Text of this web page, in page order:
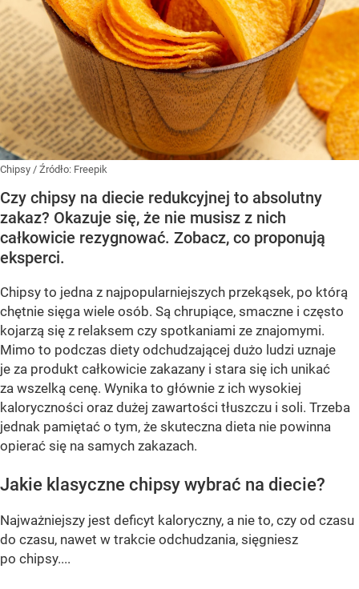
Chipsy / Źródło: Freepik
Czy chipsy na diecie redukcyjnej to absolutny
zakaz? Okazuje się, że nie musisz z nich
całkowicie rezygnować. Zobacz, co proponują
eksperci.
Chipsy to jedna z najpopularniejszych przekąsek, po którą
chętnie sięga wiele osób. Są chrupiące, smaczne i często
kojarzą się z relaksem czy spotkaniami ze znajomymi.
Mimo to podczas diety odchudzającej dużo ludzi uznaje
je za produkt całkowicie zakazany i stara się ich unikać
za wszelką cenę. Wynika to głównie z ich wysokiej
kaloryczności oraz dużej zawartości tłuszczu i soli. Trzeba
jednak pamiętać o tym, że skuteczna dieta nie powinna
opierać się na samych zakazach.
Jakie klasyczne chipsy wybrać na diecie?
Najważniejszy jest deficyt kaloryczny, a nie to, czy od czasu
do czasu, nawet w trakcie odchudzania, sięgniesz
po chipsy....